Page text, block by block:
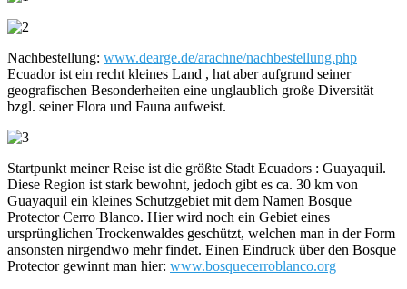
Nachbestellung: www.dearge.de/arachne/nachbestellung.php
Ecuador ist ein recht kleines Land , hat aber aufgrund seiner
geografischen Besonderheiten eine unglaublich große Diversität
bzgl. seiner Flora und Fauna aufweist.
Startpunkt meiner Reise ist die größte Stadt Ecuadors : Guayaquil.
Diese Region ist stark bewohnt, jedoch gibt es ca. 30 km von
Guayaquil ein kleines Schutzgebiet mit dem Namen Bosque
Protector Cerro Blanco. Hier wird noch ein Gebiet eines
ursprünglichen Trockenwaldes geschützt, welchen man in der Form
ansonsten nirgendwo mehr findet. Einen Eindruck über den Bosque
Protector gewinnt man hier: www.bosquecerroblanco.org